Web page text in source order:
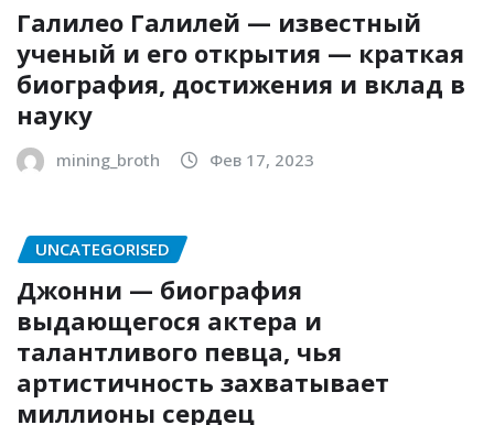
Галилео Галилей — известный
ученый и его открытия — краткая
биография, достижения и вклад в
науку
mining_broth Фев 17, 2023
UNCATEGORISED
Джонни — биография
выдающегося актера и
талантливого певца, чья
артистичность захватывает
миллионы сердец